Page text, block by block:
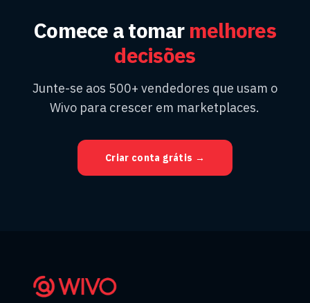
Comece a tomar melhores
decisões
Junte-se aos 500+ vendedores que usam o
Wivo para crescer em marketplaces.
Criar conta grátis →